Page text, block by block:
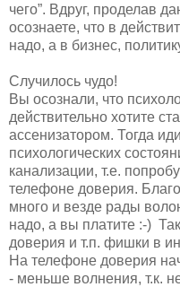
чего”. Вдруг, проделав
осознаете, что в
надо, а в бизнес,
Случилось чудо!
Вы осознали, что
действительно хотите
ассенизатором. Тогда
психологических
канализации, т.е.
телефоне доверия.
много и везде рады
надо, а вы платите :-)
доверия и т.п. фишки в
На телефоне доверия
- меньше волнения, т.к.